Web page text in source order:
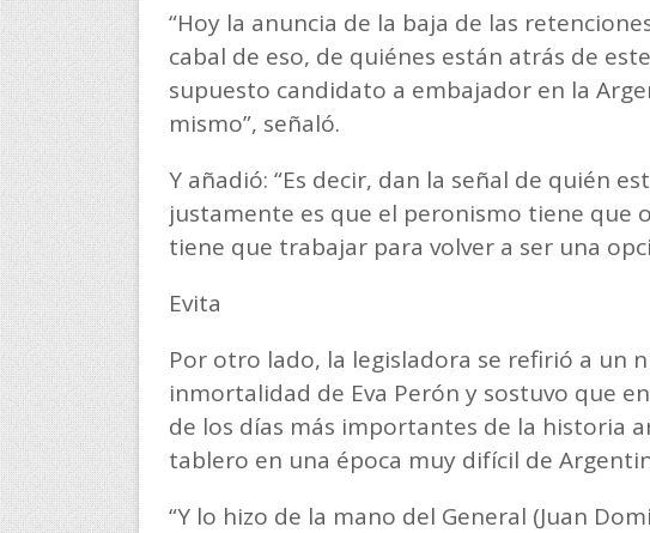
“Hoy la anuncia de la baja de las
cabal de eso, de quiénes están atrás de
supuesto candidato a embajador en la
mismo”, señaló.
Y añadió: “Es decir, dan la señal de quién
justamente es que el peronismo tiene que
tiene que trabajar para volver a ser una
Evita
Por otro lado, la legisladora se refirió a un
inmortalidad de Eva Perón y sostuvo que
de los días más importantes de la historia
tablero en una época muy difícil de
“Y lo hizo de la mano del General (Juan